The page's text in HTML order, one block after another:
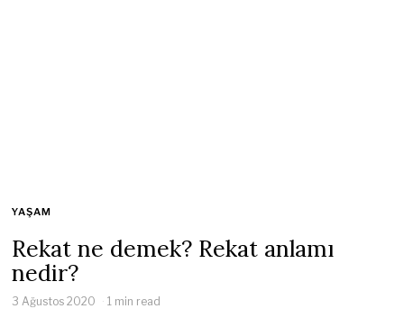
YAŞAM
Rekat ne demek? Rekat anlamı
nedir?
3 Ağustos 2020 1 min read